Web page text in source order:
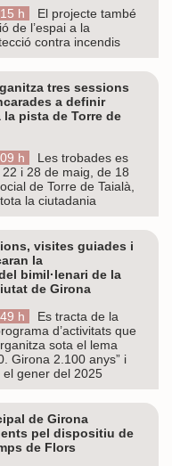
h
El projecte també
de l’espai a la
contra incendis
tres sessions
a definir
pista de Torre de
h
Les trobades es
i 28 de maig, de 18
de Torre de Taialà,
la ciutadania
visites guiades i
la
bimil·lenari de la
de Girona
h
Es tracta de la
d’activitats que
sota el lema
Girona 2.100 anys” i
gener del 2025
de Girona
pel dispositiu de
de Flors